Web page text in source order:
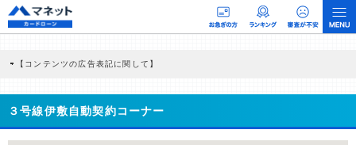
【コンテンツの広告表記に関して】
商品を根拠なくPRするものではなく、当編集部の調査／ユーザーへの口コミ収集な
どに基づき、公平性を担保した情報提供を行っています。
>提携企業一覧
３号線伊敷自動契約コーナー